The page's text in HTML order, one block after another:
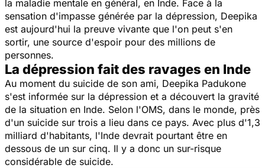
la maladie mentale en général, en Inde. Face à la
sensation d'impasse générée par la dépression, Deepika
est aujourd'hui la preuve vivante que l'on peut s'en
sortir, une source d'espoir pour des millions de
personnes.
La dépression fait des ravages en Inde
Au moment du suicide de son ami, Deepika Padukone
s'est informée sur la dépression et a découvert la gravité
de la situation en Inde. Selon l'OMS, dans le monde, près
d'un suicide sur trois a lieu dans ce pays. Avec plus d'1,3
milliard d'habitants, l'Inde devrait pourtant être en
dessous de un sur cinq. Il y a donc un sur-risque
considérable de suicide.